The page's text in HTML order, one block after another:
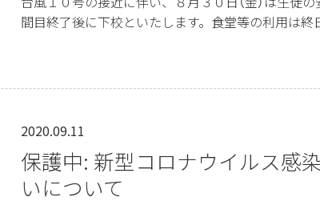
間目終了後に下校といたします。食堂等の利用は
2020.09.11
保護中: 新型コロナウイルス感
いについて